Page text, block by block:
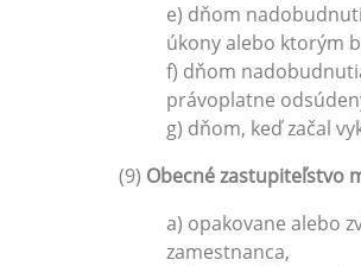
e) dňom
úkony alebo ktorým
f) dňom
právoplatne
g) dňom, keď začal
(9) Obecné zastupiteľstvo
a) opakovane alebo
zamestnanca,